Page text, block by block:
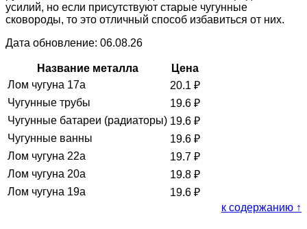
усилий, но если присутствуют старые чугунные
сковороды, то это отличный способ избавиться от них.
Дата обновление: 06.08.26
Название металла
Цена
Лом чугуна 17а
20.1 ₽
Чугунные трубы
19.6 ₽
Чугунные батареи (радиаторы) 19.6 ₽
Чугунные ванны
19.6 ₽
Лом чугуна 22а
19.7 ₽
Лом чугуна 20а
19.8 ₽
Лом чугуна 19а
19.6 ₽
к содержанию ↑